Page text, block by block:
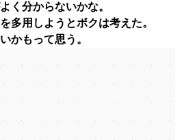
く分からないかな。
多用しようとボクは考えた。
かもって思う。